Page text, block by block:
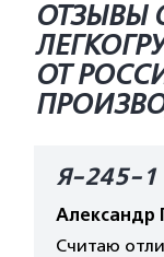
ОТЗЫВЫ
ОТ
Я-245-1
Александр
Считаю